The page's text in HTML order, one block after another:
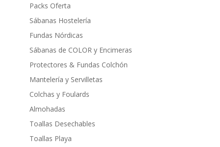
Packs Oferta
Sábanas Hostelería
Fundas Nórdicas
Sábanas de COLOR y Encimeras
Protectores & Fundas Colchón
Mantelería y Servilletas
Colchas y Foulards
Almohadas
Toallas Desechables
Toallas Playa